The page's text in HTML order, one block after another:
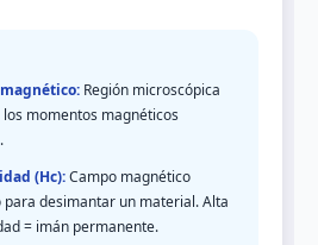
Región microscópica
momentos magnéticos
(Hc):Campo magnético
para desimantar un material. Alta
= imán permanente.